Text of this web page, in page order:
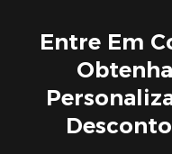
Entre Em